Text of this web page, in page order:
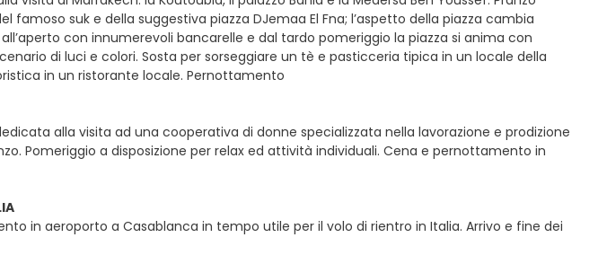
famoso suk e della suggestiva piazza DJemaa El Fna; l’aspetto della piazza cambia
con innumerevoli bancarelle e dal tardo pomeriggio la piazza si anima con
di luci e colori. Sosta per sorseggiare un tè e pasticceria tipica in un locale della
in un ristorante locale. Pernottamento
alla visita ad una cooperativa di donne specializzata nella lavorazione e prodizione
Pomeriggio a disposizione per relax ed attività individuali. Cena e pernottamento in
in aeroporto a Casablanca in tempo utile per il volo di rientro in Italia. Arrivo e fine dei